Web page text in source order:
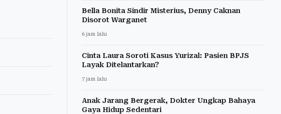
Bella Bonita Sindir Misterius, Denny Caknan
Disorot Warganet
6 jam lalu
Cinta Laura Soroti Kasus Yurizal: Pasien BPJS
Layak Ditelantarkan?
7 jam lalu
Anak Jarang Bergerak, Dokter Ungkap Bahaya
Gaya Hidup Sedentari